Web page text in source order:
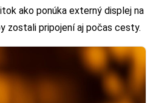
ako ponúka externý displej na
zostali pripojení aj počas cesty.